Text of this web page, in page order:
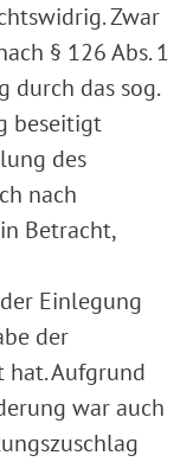
Zwar
§ 126 Abs. 1
durch das sog.
beseitigt
des
nach
Betracht,
Einlegung
der
Aufgrund
war auch